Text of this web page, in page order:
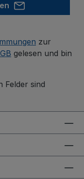
zur
gelesen und bin
Felder sind